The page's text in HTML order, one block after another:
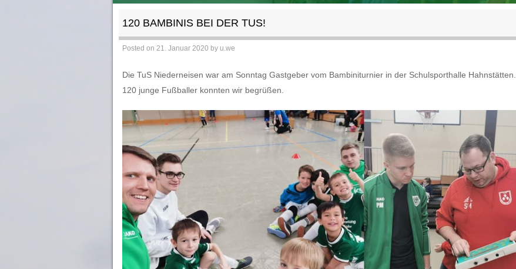
120 BAMBINIS BEI DER TUS!
Posted on 21. Januar 2020 by u.we
Die TuS Niederneisen war am Sonntag Gastgeber vom Bambiniturnier in der Schulsporthalle Hahnstätten.
120 junge Fußballer konnten wir begrüßen.